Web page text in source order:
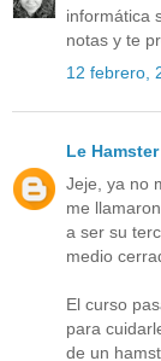
informática
notas y te
12 febrero,
Le
Jeje, ya no
me
a ser su
medio
El curso
para
de un